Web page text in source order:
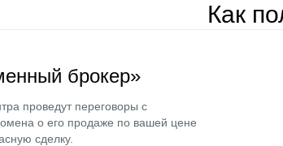
Как
брокер»
проведут переговоры с
о его продаже по вашей цене
сделку.